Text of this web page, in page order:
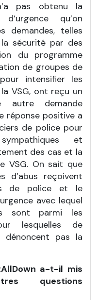
pas obtenu la
qu’on
demandes, telles
sécurité par des
du programme
de groupes de
intensifier les
VSG, ont reçu un
autre demande
réponse positive a
de police pour
et
des cas et la
VSG. On sait que
d’abus reçoivent
de police et le
avec lequel
sont parmi les
lesquelles de
dénoncent pas la
a-t-il mis
questions